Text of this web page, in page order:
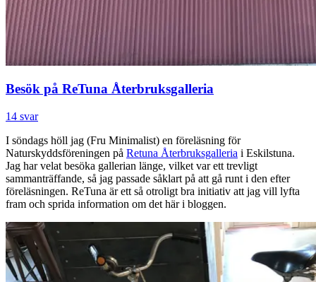
Besök på ReTuna Återbruksgalleria
14 svar
I söndags höll jag (Fru Minimalist) en föreläsning för
Naturskyddsföreningen på Retuna Återbruksgalleria i Eskilstuna.
Jag har velat besöka gallerian länge, vilket var ett trevligt
sammanträffande, så jag passade såklart på att gå runt i den efter
föreläsningen. ReTuna är ett så otroligt bra initiativ att jag vill lyfta
fram och sprida information om det här i bloggen.